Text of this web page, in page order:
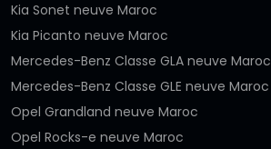
Kia Sonet neuve Maroc
Kia Picanto neuve Maroc
Mercedes-Benz Classe GLA neuve Maroc
Mercedes-Benz Classe GLE neuve Maroc
Opel Grandland neuve Maroc
Opel Rocks-e neuve Maroc